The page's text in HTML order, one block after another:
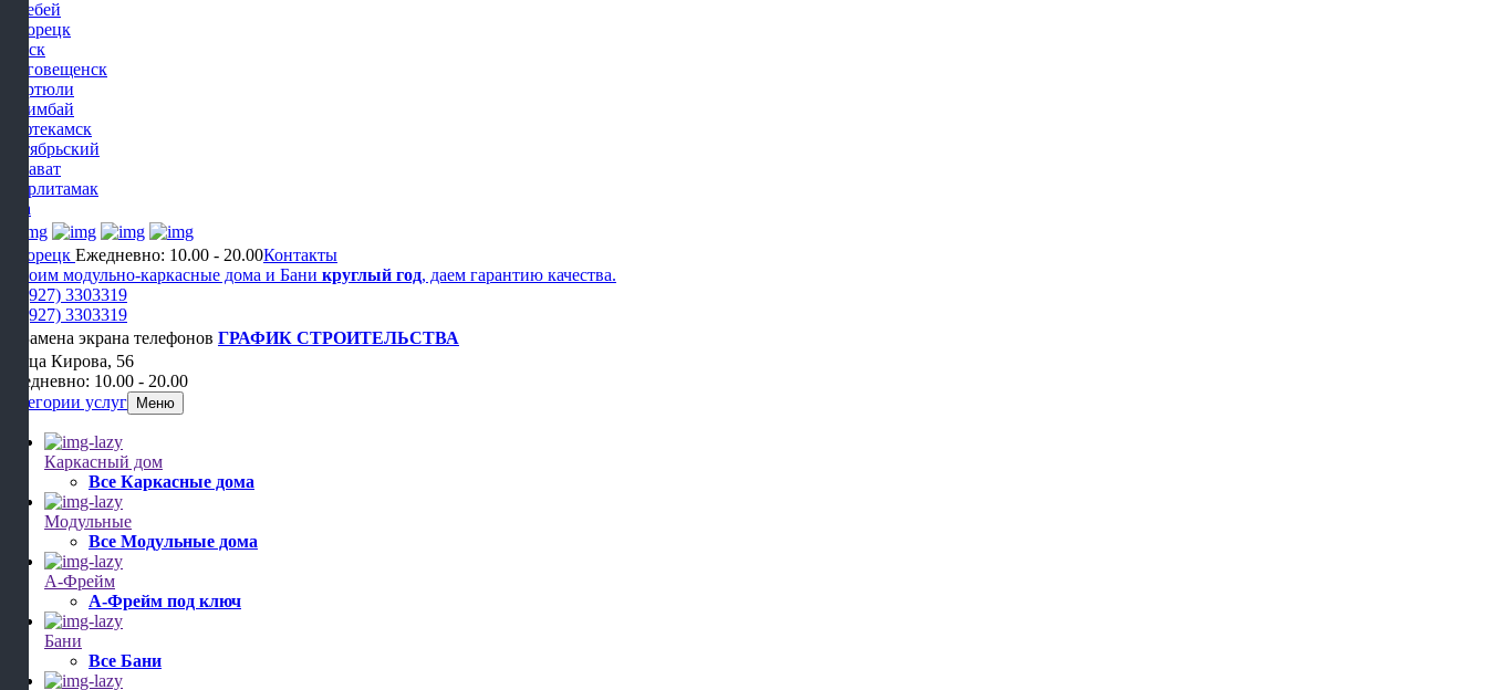
Белебей
Белорецк
Бирск
Благовещенск
Дюртюли
Ишимбай
Нефтекамск
Октябрьский
Салават
Стерлитамак
Уфа
Белорецк Ежедневно: 10.00 - 20.00Контакты
Строим модульно-каркасные дома и Бани круглый год, даем гарантию качества.
+7 (927) 3303319
+7 (927) 3303319
ГРАФИК СТРОИТЕЛЬСТВА
Улица Кирова, 56
Ежедневно: 10.00 - 20.00
Категории услуг
Меню
Каркасный дом
Все Каркасные дома
Модульные
Все Модульные дома
А-Фрейм
А-Фрейм под ключ
Бани
Все Бани